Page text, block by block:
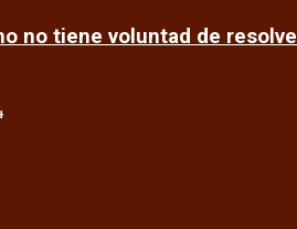
no tiene voluntad de